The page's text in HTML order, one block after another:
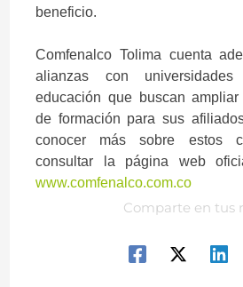
beneficio.
Comfenalco Tolima cuenta
alianzas con
educación que buscan
de formación para sus
conocer más sobre estos
consultar la página web
www.comfenalco.com.co
Comparte en tus